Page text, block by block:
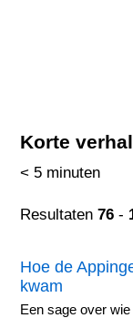
Korte
< 5 minuten
Resultaten76 -
Hoe de
kwam
Een sage over